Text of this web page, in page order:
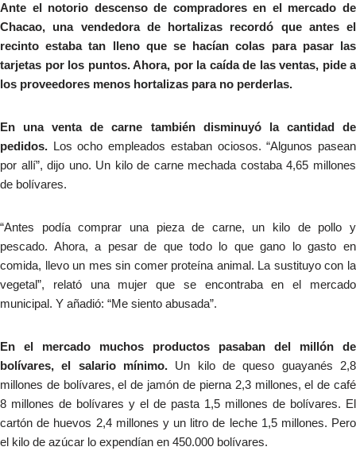
Ante el notorio descenso de compradores en el mercado de
Chacao, una vendedora de hortalizas recordó que antes el
recinto estaba tan lleno que se hacían colas para pasar las
tarjetas por los puntos. Ahora, por la caída de las ventas, pide a
los proveedores menos hortalizas para no perderlas.
En una venta de carne también disminuyó la cantidad de
pedidos. Los ocho empleados estaban ociosos. “Algunos pasean
por allí”, dijo uno. Un kilo de carne mechada costaba 4,65 millones
de bolívares.
“Antes podía comprar una pieza de carne, un kilo de pollo y
pescado. Ahora, a pesar de que todo lo que gano lo gasto en
comida, llevo un mes sin comer proteína animal. La sustituyo con la
vegetal”, relató una mujer que se encontraba en el mercado
municipal. Y añadió: “Me siento abusada”.
En el mercado muchos productos pasaban del millón de
bolívares, el salario mínimo. Un kilo de queso guayanés 2,8
millones de bolívares, el de jamón de pierna 2,3 millones, el de café
8 millones de bolívares y el de pasta 1,5 millones de bolívares. El
cartón de huevos 2,4 millones y un litro de leche 1,5 millones. Pero
el kilo de azúcar lo expendían en 450.000 bolívares.